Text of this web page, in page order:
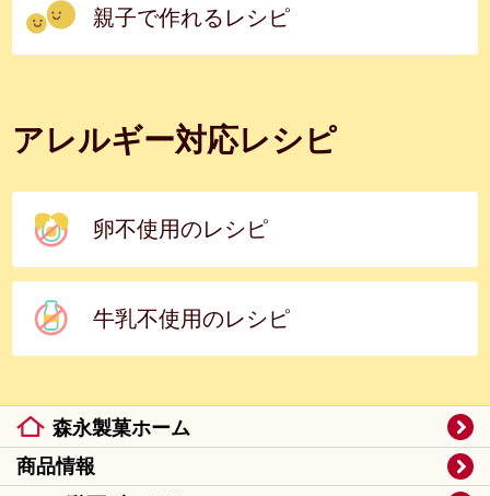
親子で作れるレシピ
アレルギー対応レシピ
卵不使用のレシピ
牛乳不使用のレシピ
森永製菓ホーム
商品情報